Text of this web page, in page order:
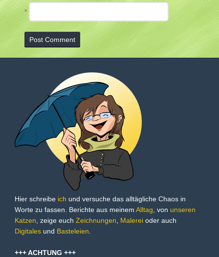
*
Hier schreibe ich und versuche das alltägliche Chaos in
Worte zu fassen. Berichte aus meinem Alltag , von unseren
Katzen , zeige euch Zeichnungen Malerei oder auch
Digitales und Basteleien
+++ ACHTUNG +++